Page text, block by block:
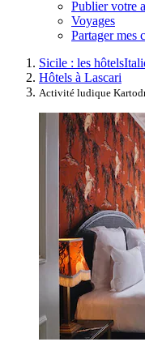
Publier votre
Voyages
Partager mes
Sicile : les hôtels
Hôtels à Lascari
Activité ludique